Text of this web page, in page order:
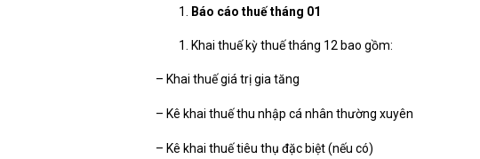
Báo cáo thuế tháng 01
Khai thuế kỳ thuế tháng 12 bao gồm:
– Khai thuế giá trị gia tăng
– Kê khai thuế thu nhập cá nhân thường xuyên
– Kê khai thuế tiêu thụ đặc biệt (nếu có)